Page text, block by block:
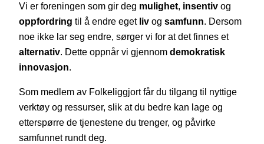
Vi er foreningen som gir deg mulighet, insentiv og
oppfordring til å endre eget liv og samfunn. Dersom
noe ikke lar seg endre, sørger vi for at det finnes et
alternativ. Dette oppnår vi gjennom demokratisk
innovasjon.
Som medlem av Folkeliggjort får du tilgang til nyttige
verktøy og ressurser, slik at du bedre kan lage og
etterspørre de tjenestene du trenger, og påvirke
samfunnet rundt deg.